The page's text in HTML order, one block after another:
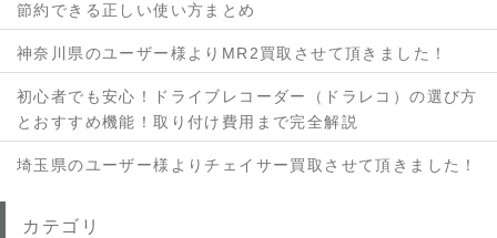
節約できる正しい使い方まとめ
神奈川県のユーザー様よりMR2買取させて頂きました！
初心者でも安心！ドライブレコーダー（ドラレコ）の選び方
とおすすめ機能！取り付け費用まで完全解説
埼玉県のユーザー様よりチェイサー買取させて頂きました！
カテゴリ